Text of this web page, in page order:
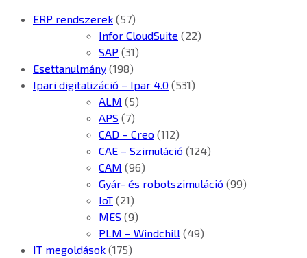
ERP rendszerek (57)
Infor CloudSuite (22)
SAP (31)
Esettanulmány (198)
Ipari digitalizáció – Ipar 4.0 (531)
ALM (5)
APS (7)
CAD – Creo (112)
CAE – Szimuláció (124)
CAM (96)
Gyár- és robotszimuláció (99)
IoT (21)
MES (9)
PLM – Windchill (49)
IT megoldások (175)